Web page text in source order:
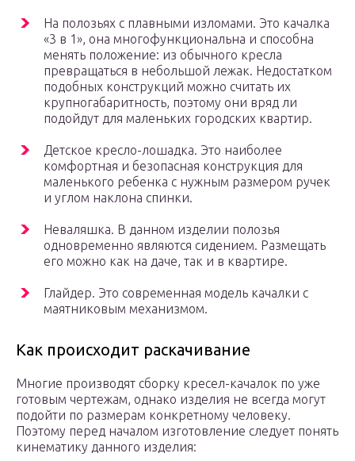
На полозьях с плавными изломами. Это качалка
«3 в 1», она многофункциональна и способна
менять положение: из обычного кресла
превращаться в небольшой лежак. Недостатком
подобных конструкций можно считать их
крупногабаритность, поэтому они вряд ли
подойдут для маленьких городских квартир.
Детское кресло-лошадка. Это наиболее
комфортная и безопасная конструкция для
маленького ребенка с нужным размером ручек
и углом наклона спинки.
Неваляшка. В данном изделии полозья
одновременно являются сидением. Размещать
его можно как на даче, так и в квартире.
Глайдер. Это современная модель качалки с
маятниковым механизмом.
Как происходит раскачивание
Многие производят сборку кресел-качалок по уже
готовым чертежам, однако изделия не всегда могут
подойти по размерам конкретному человеку.
Поэтому перед началом изготовление следует понять
кинематику данного изделия: